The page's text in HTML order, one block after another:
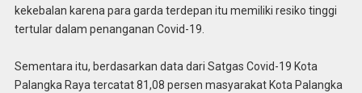
kekebalan karena para garda terdepan itu memiliki resiko tinggi
tertular dalam penanganan Covid-19.
Sementara itu, berdasarkan data dari Satgas Covid-19 Kota
Palangka Raya tercatat 81,08 persen masyarakat Kota Palangka